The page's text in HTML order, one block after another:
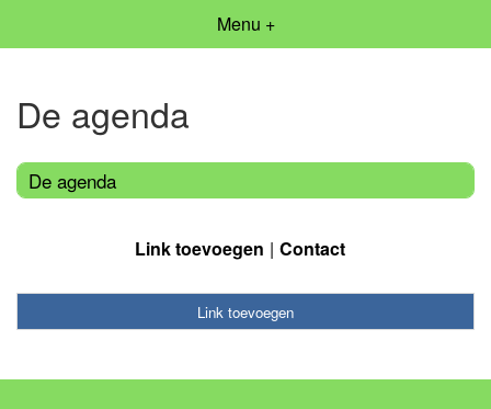
Menu +
De agenda
De agenda
Link toevoegen Contact
Link toevoegen